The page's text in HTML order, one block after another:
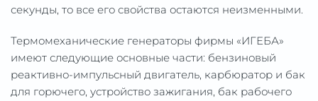
секунды, то все его свойства остаются неизменными.
Термомеханические генераторы фирмы «ИГЕБА»
имеют следующие основные части: бензиновый
реактивно-импульсный двигатель, карбюратор и бак
для горючего, устройство зажигания, бак рабочего